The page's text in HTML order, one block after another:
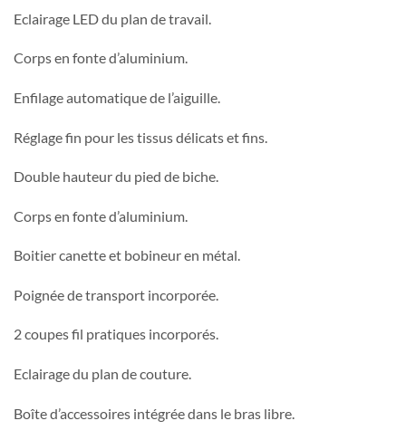
Eclairage LED du plan de travail.
Corps en fonte d’aluminium.
Enfilage automatique de l’aiguille.
Réglage fin pour les tissus délicats et fins.
Double hauteur du pied de biche.
Corps en fonte d’aluminium.
Boitier canette et bobineur en métal.
Poignée de transport incorporée.
2 coupes fil pratiques incorporés.
Eclairage du plan de couture.
Boîte d’accessoires intégrée dans le bras libre.